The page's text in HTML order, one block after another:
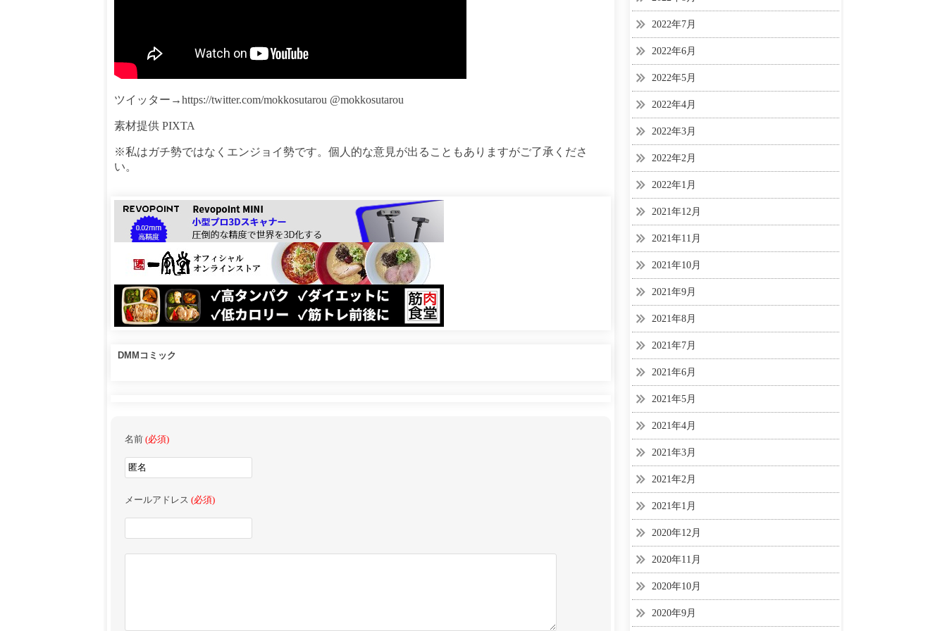
ツイッター→https://twitter.com/mokkosutarou @mokkosutarou
素材提供 PIXTA
※私はガチ勢ではなくエンジョイ勢です。個人的な意見が出ることもありますがご了承くださ
い。
DMMコミック
名前 (必須)
メールアドレス (必須)
2022年7月
2022年6月
2022年5月
2022年4月
2022年3月
2022年2月
2022年1月
2021年12月
2021年11月
2021年10月
2021年9月
2021年8月
2021年7月
2021年6月
2021年5月
2021年4月
2021年3月
2021年2月
2021年1月
2020年12月
2020年11月
2020年10月
2020年9月